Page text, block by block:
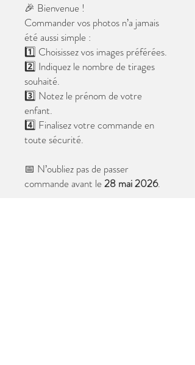
🎉 Bienvenue !
Commander vos photos n’a jamais
été aussi simple :
1️⃣ Choisissez vos images préférées.
2️⃣ Indiquez le nombre de tirages
souhaité.
3️⃣ Notez le prénom de votre
enfant.
4️⃣ Finalisez votre commande en
toute sécurité.
📅 N’oubliez pas de passer
commande avant le28 mai 2026.